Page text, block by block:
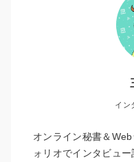
イン
オンライン秘書＆
ォリオでインタビュー